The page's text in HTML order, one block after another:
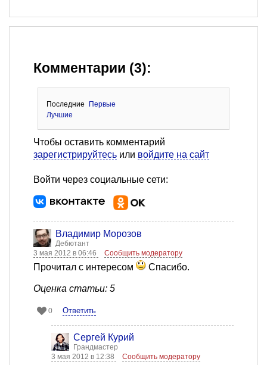
Комментарии (3):
Последние
Первые
Лучшие
Чтобы оставить комментарий
зарегистрируйтесь или войдите на сайт
Войти через социальные сети:
Владимир Морозов
Дебютант
3 мая 2012 в 06:46
Сообщить модератору
Прочитал с интересом Спасибо.
Оценка статьи: 5
0 Ответить
Сергей Курий
Грандмастер
3 мая 2012 в 12:38
Сообщить модератору